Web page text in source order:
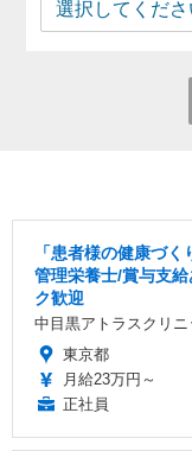
「患者様の健康づ
管理栄養士/賞与支
ク歓迎
中目黒アトラスクリニ
東京都
月給23万円～
正社員